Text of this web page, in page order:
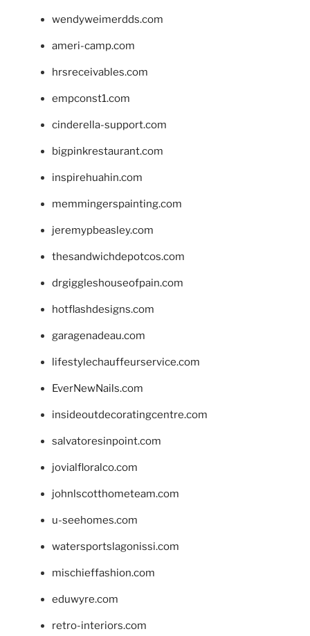
wendyweimerdds.com
ameri-camp.com
hrsreceivables.com
empconst1.com
cinderella-support.com
bigpinkrestaurant.com
inspirehuahin.com
memmingerspainting.com
jeremypbeasley.com
thesandwichdepotcos.com
drgiggleshouseofpain.com
hotflashdesigns.com
garagenadeau.com
lifestylechauffeurservice.com
EverNewNails.com
insideoutdecoratingcentre.com
salvatoresinpoint.com
jovialfloralco.com
johnlscotthometeam.com
u-seehomes.com
watersportslagonissi.com
mischieffashion.com
eduwyre.com
retro-interiors.com